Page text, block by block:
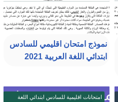
نموذج امتحان اقليمي للسادس
ابتدائي اللغة العربية 2021
امتحانات اقليمية للسادس ابتدائي اللغة